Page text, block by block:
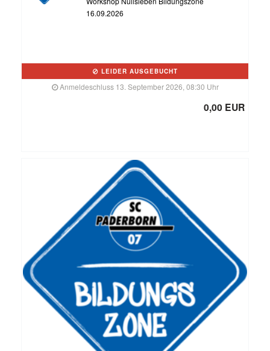
16.09.2026
LEIDER AUSGEBUCHT
Anmeldeschluss 13. September 2026, 08:30 Uhr
0,00 EUR